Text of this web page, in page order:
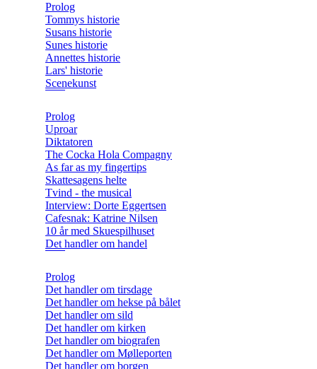
Prolog
Tommys historie
Susans historie
Sunes historie
Annettes historie
Lars' historie
Scenekunst
Prolog
Uproar
Diktatoren
The Cocka Hola Compagny
As far as my fingertips
Skattesagens helte
Tvind - the musical
Interview: Dorte Eggertsen
Cafesnak: Katrine Nilsen
10 år med Skuespilhuset
Det handler om handel
Prolog
Det handler om tirsdage
Det handler om hekse på bålet
Det handler om sild
Det handler om kirken
Det handler om biografen
Det handler om Mølleporten
Det handler om borgen